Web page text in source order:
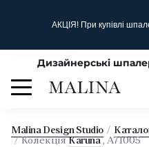
АКЦІЯ! При купівлі
Дизайнерські
Malina Design Studio
Колекція Karuna, A71005